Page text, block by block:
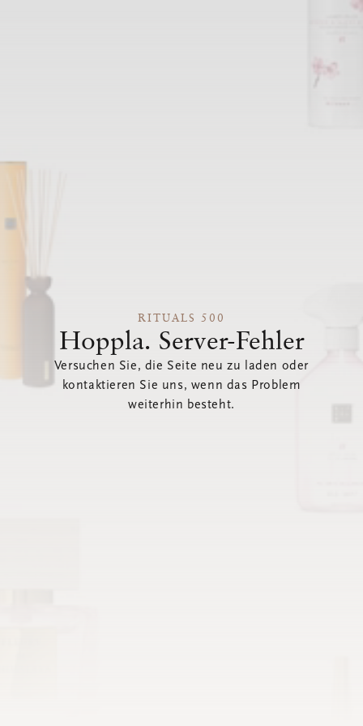
RITUALS 500
Hoppla. Server-Fehler
Versuchen Sie, die Seite neu zu laden oder
kontaktieren Sie uns, wenn das Problem
weiterhin besteht.